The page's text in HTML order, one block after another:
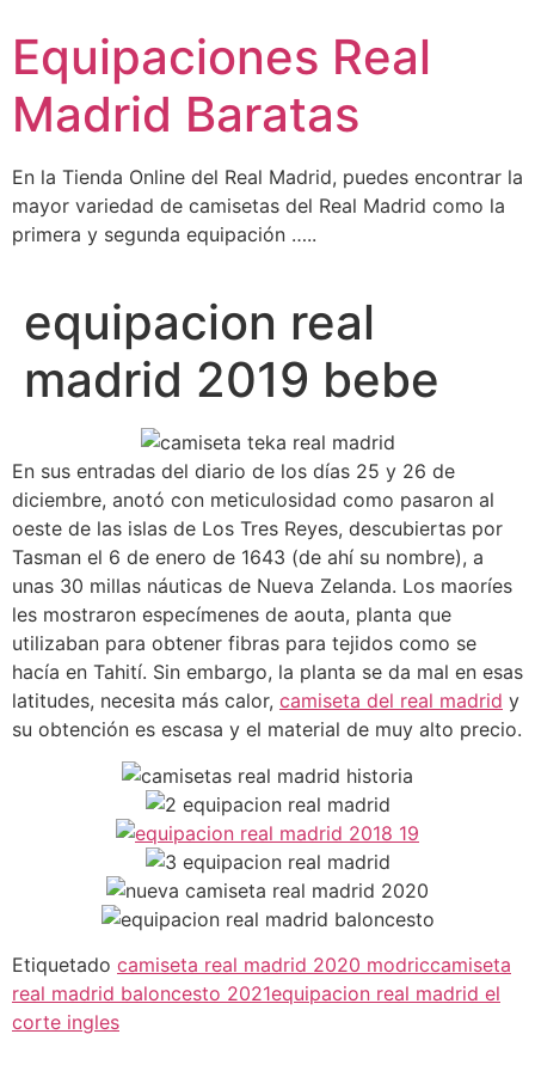
contenido
Equipaciones Real
Madrid Baratas
En la Tienda Online del Real Madrid, puedes encontrar la
mayor variedad de camisetas del Real Madrid como la
primera y segunda equipación …..
equipacion real
madrid 2019 bebe
En sus entradas del diario de los días 25 y 26 de
diciembre, anotó con meticulosidad como pasaron al
oeste de las islas de Los Tres Reyes, descubiertas por
Tasman el 6 de enero de 1643 (de ahí su nombre), a
unas 30 millas náuticas de Nueva Zelanda. Los maoríes
les mostraron especímenes de aouta, planta que
utilizaban para obtener fibras para tejidos como se
hacía en Tahití. Sin embargo, la planta se da mal en esas
latitudes, necesita más calor, camiseta del real madrid y
su obtención es escasa y el material de muy alto precio.
Etiquetado camiseta real madrid 2020 modriccamiseta
real madrid baloncesto 2021equipacion real madrid el
corte ingles